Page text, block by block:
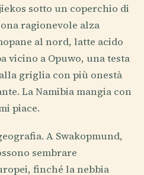
sotto un coperchio di
ragionevole alza
al nord, latte acido
vicino a Opuwo, una testa
griglia con più onestà
La Namibia mangia con
piace.
A Swakopmund,
sembrare
finché la nebbia